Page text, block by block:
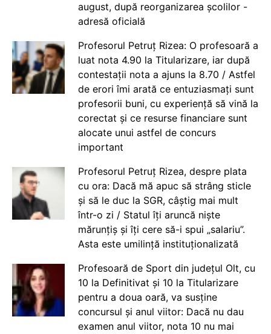
august, după reorganizarea școlilor -
adresă oficială
Profesorul Petruț Rizea: O profesoară a
luat nota 4.90 la Titularizare, iar după
contestații nota a ajuns la 8.70 / Astfel
de erori îmi arată ce entuziasmați sunt
profesorii buni, cu experiență să vină la
corectat și ce resurse financiare sunt
alocate unui astfel de concurs
important
Profesorul Petruț Rizea, despre plata
cu ora: Dacă mă apuc să strâng sticle
și să le duc la SGR, câștig mai mult
într-o zi / Statul îți aruncă niște
mărunțiș și îți cere să-i spui „salariu”.
Asta este umilință instituționalizată
Profesoară de Sport din județul Olt, cu
10 la Definitivat și 10 la Titularizare
pentru a doua oară, va susține
concursul și anul viitor: Dacă nu dau
examen anul viitor, nota 10 nu mai